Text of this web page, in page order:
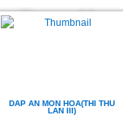
DAP AN MON HOA(THI THU
LAN III)